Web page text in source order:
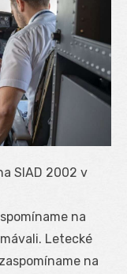
SIAD 2002 v
na
Letecké
na